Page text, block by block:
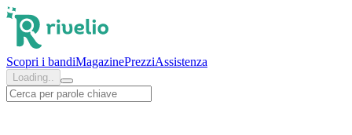
Scopri i bandiMagazinePrezziAssistenza
Loading..